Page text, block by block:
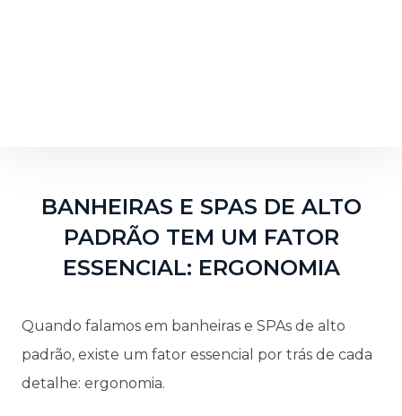
BANHEIRAS E SPAS DE ALTO
PADRÃO TEM UM FATOR
ESSENCIAL: ERGONOMIA
Quando falamos em banheiras e SPAs de alto
padrão, existe um fator essencial por trás de cada
detalhe: ergonomia.